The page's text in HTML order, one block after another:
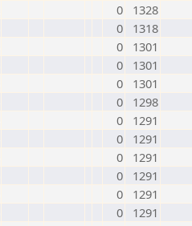
0
1328
0
1318
0
1301
0
1301
0
1301
0
1298
0
1291
0
1291
0
1291
0
1291
0
1291
0
1291